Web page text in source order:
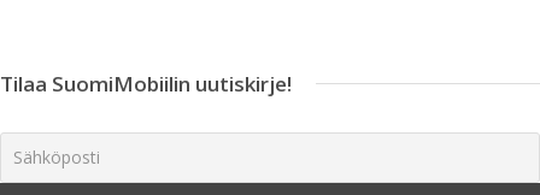
Tilaa SuomiMobiilin uutiskirje!